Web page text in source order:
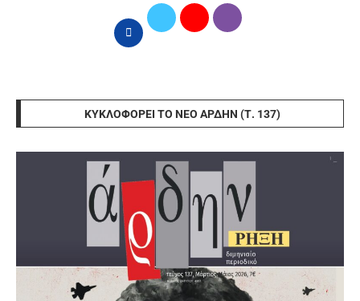
ΚΥΚΛΟΦΟΡΕΊ ΤΟ ΝΈΟ ΆΡΔΗΝ (Τ. 137)